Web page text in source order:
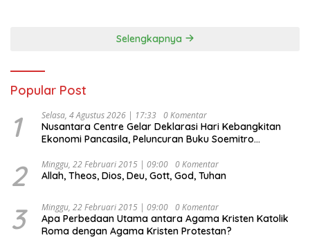
Selengkapnya
Popular Post
1 Selasa, 4 Agustus 2026 | 17:33 0 Komentar
Nusantara Centre Gelar Deklarasi Hari Kebangkitan
Ekonomi Pancasila, Peluncuran Buku Soemitro
Ekonomi Politik Indonesia) & Simposium Nasional
“Urgensi Undang-Undang Perekonomian Nasional dan
Indonesia Emas 2045”,
2 Minggu, 22 Februari 2015 | 09:00 0 Komentar
Allah, Theos, Dios, Deu, Gott, God, Tuhan
3 Minggu, 22 Februari 2015 | 09:00 0 Komentar
Apa Perbedaan Utama antara Agama Kristen Katolik
Roma dengan Agama Kristen Protestan?